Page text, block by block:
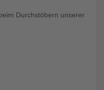
Durchstöbern unserer